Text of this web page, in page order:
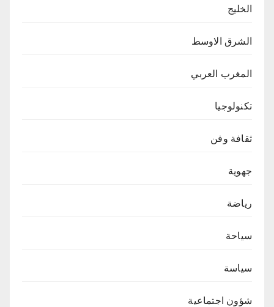
الخليج
الشرق الاوسط
المغرب العربي
تكنولوجيا
ثقافة وفن
جهوية
رياضة
سياحة
سياسة
شؤون اجتماعية